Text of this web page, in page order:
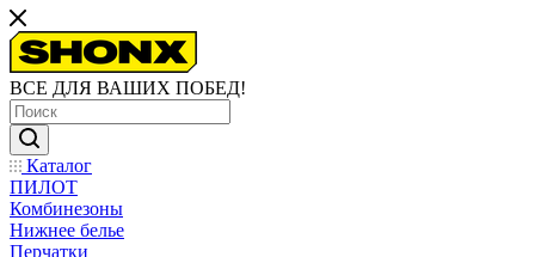
ВСЕ ДЛЯ ВАШИХ ПОБЕД!
Каталог
ПИЛОТ
Комбинезоны
Нижнее белье
Перчатки